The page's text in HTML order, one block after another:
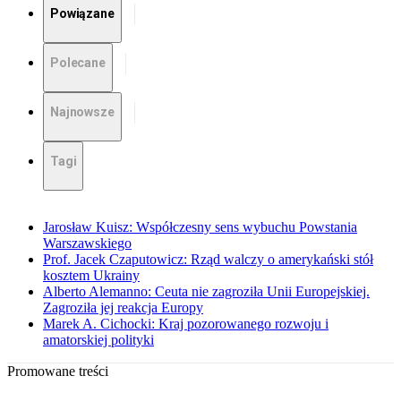
Powiązane
Polecane
Najnowsze
Tagi
Jarosław Kuisz: Współczesny sens wybuchu Powstania
Warszawskiego
Prof. Jacek Czaputowicz: Rząd walczy o amerykański stół
kosztem Ukrainy
Alberto Alemanno: Ceuta nie zagroziła Unii Europejskiej.
Zagroziła jej reakcja Europy
Marek A. Cichocki: Kraj pozorowanego rozwoju i
amatorskiej polityki
Promowane treści